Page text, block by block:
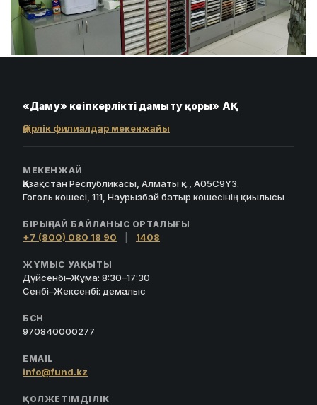
«Даму» кәсіпкерлікті дамыту қоры» АҚ
Өңірлік филиалдар мекенжайы
МЕКЕНЖАЙ
Қазақстан Республикасы, Алматы қ., A05C9Y3.
Гоголь көшесі, 111, Наурызбай батыр көшесінің қиылысы
БІРЫҢҒАЙ БАЙЛАНЫС ОРТАЛЫҒЫ
+7 (800) 080 18 90 1408
ЖҰМЫС УАҚЫТЫ
Дүйсенбі–Жұма: 8:30–17:30
Сенбі–Жексенбі: демалыс
БСН
970840000277
EMAIL
info@fund.kz
ҚОЛЖЕТІМДІЛІК